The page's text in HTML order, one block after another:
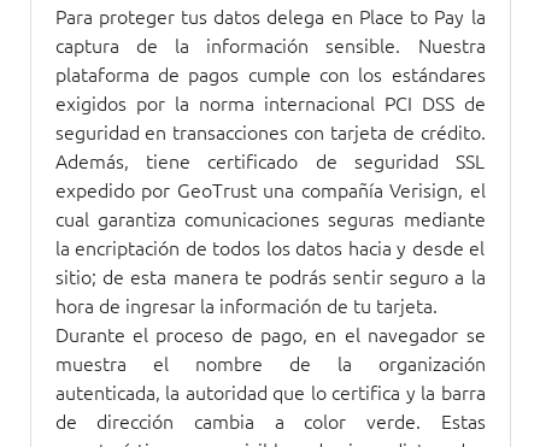
Para proteger tus datos delega en Place to Pay la
captura de la información sensible. Nuestra
plataforma de pagos cumple con los estándares
exigidos por la norma internacional PCI DSS de
seguridad en transacciones con tarjeta de crédito.
Además, tiene certificado de seguridad SSL
expedido por GeoTrust una compañía Verisign, el
cual garantiza comunicaciones seguras mediante
la encriptación de todos los datos hacia y desde el
sitio; de esta manera te podrás sentir seguro a la
hora de ingresar la información de tu tarjeta.
Durante el proceso de pago, en el navegador se
muestra el nombre de la organización
autenticada, la autoridad que lo certifica y la barra
de dirección cambia a color verde. Estas